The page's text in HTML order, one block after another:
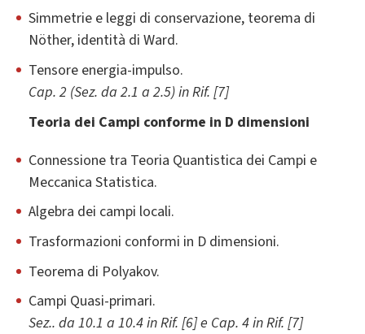
Simmetrie e leggi di conservazione, teorema di
Nöther, identità di Ward.
Tensore energia-impulso.
Cap. 2 (Sez. da 2.1 a 2.5) in Rif. [7]
Teoria dei Campi conforme in D dimensioni
Connessione tra Teoria Quantistica dei Campi e
Meccanica Statistica.
Algebra dei campi locali.
Trasformazioni conformi in D dimensioni.
Teorema di Polyakov.
Campi Quasi-primari.
Sez.. da 10.1 a 10.4 in Rif. [6] e Cap. 4 in Rif. [7]